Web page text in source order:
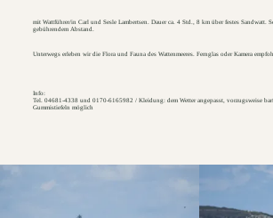
mit Wattführer/in Carl und Sesle Lambertsen. Dauer ca. 4 Std., 8 km über festes Sandwatt.
gebührendem Abstand.
Unterwegs erleben wir die Flora und Fauna des Wattenmeeres. Fernglas oder Kamera
Info:
Tel. 04681-4338 und 0170-6165982 / Kleidung: dem Wetter angepasst, vorzugsweise
Gummistiefeln möglich